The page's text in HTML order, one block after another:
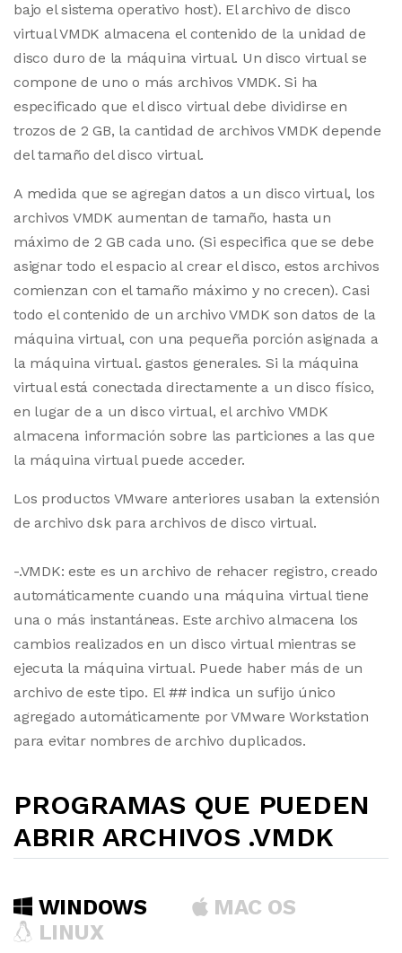
bajo el sistema operativo host). El archivo de disco
virtual VMDK almacena el contenido de la unidad de
disco duro de la máquina virtual. Un disco virtual se
compone de uno o más archivos VMDK. Si ha
especificado que el disco virtual debe dividirse en
trozos de 2 GB, la cantidad de archivos VMDK depende
del tamaño del disco virtual.
A medida que se agregan datos a un disco virtual, los
archivos VMDK aumentan de tamaño, hasta un
máximo de 2 GB cada uno. (Si especifica que se debe
asignar todo el espacio al crear el disco, estos archivos
comienzan con el tamaño máximo y no crecen). Casi
todo el contenido de un archivo VMDK son datos de la
máquina virtual, con una pequeña porción asignada a
la máquina virtual. gastos generales. Si la máquina
virtual está conectada directamente a un disco físico,
en lugar de a un disco virtual, el archivo VMDK
almacena información sobre las particiones a las que
la máquina virtual puede acceder.
Los productos VMware anteriores usaban la extensión
de archivo dsk para archivos de disco virtual.
-.VMDK: este es un archivo de rehacer registro, creado
automáticamente cuando una máquina virtual tiene
una o más instantáneas. Este archivo almacena los
cambios realizados en un disco virtual mientras se
ejecuta la máquina virtual. Puede haber más de un
archivo de este tipo. El ## indica un sufijo único
agregado automáticamente por VMware Workstation
para evitar nombres de archivo duplicados.
PROGRAMAS QUE PUEDEN
ABRIR ARCHIVOS .VMDK
WINDOWS
MAC OS
LINUX